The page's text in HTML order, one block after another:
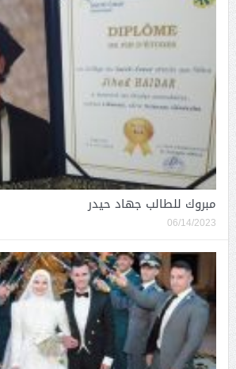
مبروك للطالب جهاد حيدر
06/14/2023